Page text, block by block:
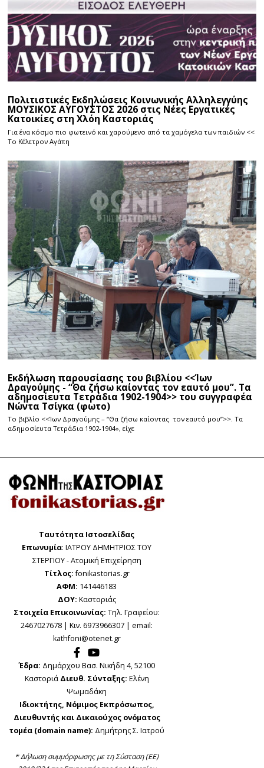
Πολιτιστικές Εκδηλώσεις Κοινωνικής Αλληλεγγύης
ΜΟΥΣΙΚΟΣ ΑΥΓΟΥΣΤΟΣ 2026 στις Νέες Εργατικές
Κατοικίες στη Χλόη Καστοριάς
Για ένα κόσμο πιο φωτεινό και χαρούμενο από τα χαμόγελα των παιδιών <<
Το Κέλετρον Αγάπη
Εκδήλωση παρουσίασης του βιβλίου <<Ίων
Δραγούμης - “Θα ζήσω καίοντας τον εαυτό μου”. Τα
αδημοσίευτα Τετράδια 1902-1904>> του συγγραφέα
Νώντα Τσίγκα (φωτο)
Το βιβλίο <<Ίων Δραγούμης – “Θα ζήσω καίοντας τον εαυτό μου”>>. Τα
αδημοσίευτα Τετράδια 1902-1904», είχε
Ταυτότητα Ιστοσελίδας
Επωνυμία: ΙΑΤΡΟΥ ΔΗΜΗΤΡΙΟΣ ΤΟΥ
ΣΤΕΡΓΙΟΥ - Ατομική Επιχείρηση
Τίτλος:fonikastorias.gr
ΑΦΜ: 141446183
ΔΟΥ: Καστοριάς
Στοιχεία Επικοινωνίας: Τηλ. Γραφείου:
2467027678 | Κιν. 6973966307 | email:
kathfoni@otenet.gr
Έδρα: Δημάρχου Βασ. Νικήδη 4, 52100
Καστοριά Διευθ. Σύνταξης: Ελένη
Ψωμαδάκη
Ιδιοκτήτης, Νόμιμος Εκπρόσωπος,
Διευθυντής και Δικαιούχος ονόματος
τομέα (domain name): Δημήτρης Σ. Ιατρού
* Δήλωση συμμόρφωσης με τη Σύσταση (ΕΕ)